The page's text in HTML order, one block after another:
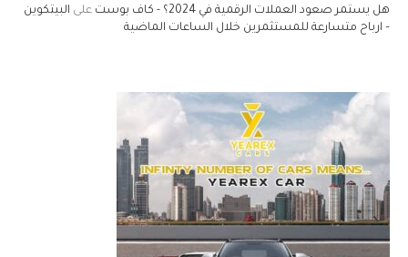
هل يستمر صعود العملات الرقمية في 2024؟ - كاف بوست على البيتكوين
– ارباح متسارعة للمستثمرين خلال الساعات الماضية